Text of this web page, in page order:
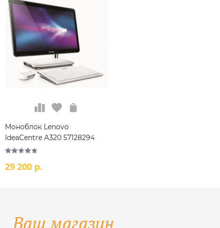
Моноблок Lenovo
IdeaCentre A320 57128294
White
29 200 р.